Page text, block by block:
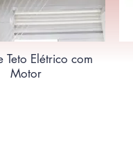
Teto Elétrico com
Motor